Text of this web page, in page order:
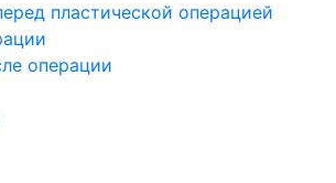
пластической операцией
операции